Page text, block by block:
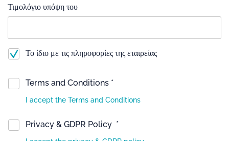
Τιμολόγιο υπόψη του
Το ίδιο με τις πληροφορίες της εταιρείας
Terms and Conditions *
I accept the Terms and Conditions
Privacy & GDPR Policy *